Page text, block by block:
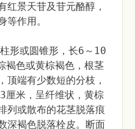
红景天苷及苷元酪醇，
等作用。
形或圆锥形，长6～10
褐色或黄棕褐色，根茎
顶端有少数短的分枝，
厘米，呈纤维状，黄棕
列或散布的花茎脱落痕
深褐色脱落栓皮。断面